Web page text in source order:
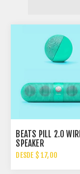
BEATS PILL 2.0
SPEAKER
DESDE $ 17,00